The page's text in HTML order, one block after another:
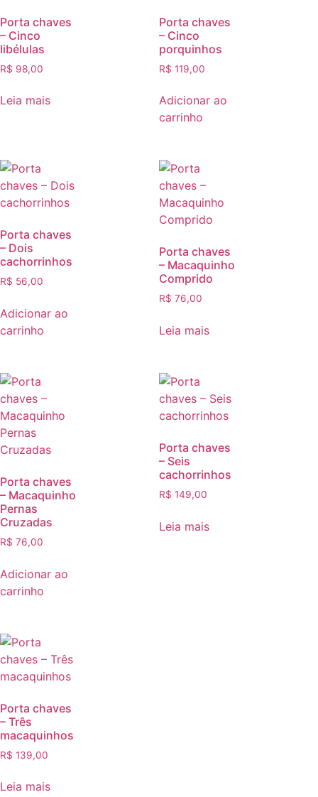
Porta chaves
– Cinco
libélulas
R$ 98,00
Leia mais
Porta chaves
– Cinco
porquinhos
R$ 119,00
Adicionar ao
carrinho
Porta chaves
– Dois
cachorrinhos
R$ 56,00
Adicionar ao
carrinho
Porta chaves
– Macaquinho
Comprido
R$ 76,00
Leia mais
Porta chaves
– Macaquinho
Pernas
Cruzadas
R$ 76,00
Adicionar ao
carrinho
Porta chaves
– Seis
cachorrinhos
R$ 149,00
Leia mais
Porta chaves
– Três
macaquinhos
R$ 139,00
Leia mais